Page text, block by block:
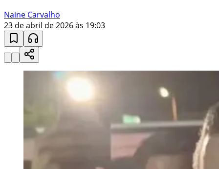
Naine Carvalho
23 de abril de 2026 às 19:03